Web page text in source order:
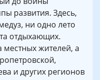
развития. Здесь,
ни одно лето
отдыхающих.
жителей, а
и других регионов